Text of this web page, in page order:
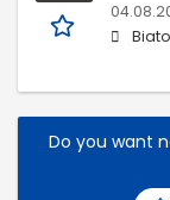
Do you want